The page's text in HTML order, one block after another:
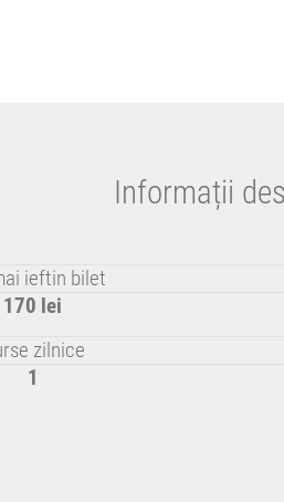
Informații
ieftin bilet
170 lei
zilnice
1